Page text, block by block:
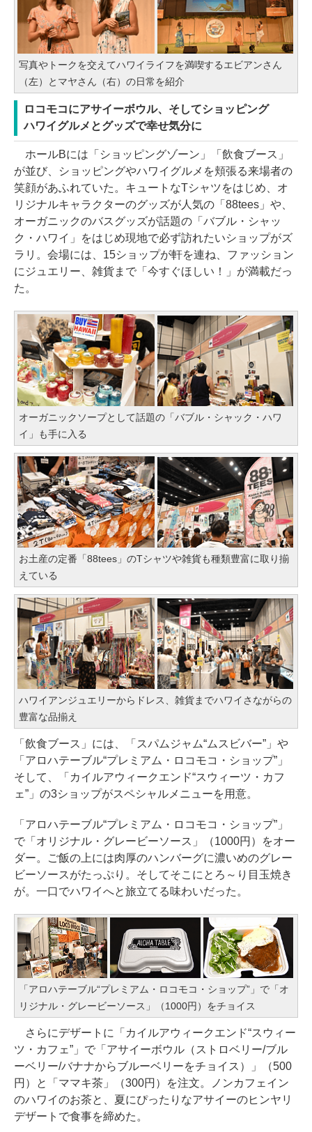
写真やトークを交えてハワイライフを満喫するエビアンさん
（左）とマヤさん（右）の日常を紹介
ロコモコにアサイーボウル、そしてショッピング
ハワイグルメとグッズで幸せ気分に
ホールBには「ショッピングゾーン」「飲食ブース」
が並び、ショッピングやハワイグルメを頬張る来場者の
笑顔があふれていた。キュートなTシャツをはじめ、オ
リジナルキャラクターのグッズが人気の「88tees」や、
オーガニックのバスグッズが話題の「バブル・シャッ
ク・ハワイ」をはじめ現地で必ず訪れたいショップがズ
ラリ。会場には、15ショップが軒を連ね、ファッション
にジュエリー、雑貨まで「今すぐほしい！」が満載だっ
た。
オーガニックソープとして話題の「バブル・シャック・ハワ
イ」も手に入る
お土産の定番「88tees」のTシャツや雑貨も種類豊富に取り揃
えている
ハワイアンジュエリーからドレス、雑貨までハワイさながらの
豊富な品揃え
「飲食ブース」には、「スパムジャム“ムスビバー”」や
「アロハテーブル“プレミアム・ロコモコ・ショップ”」
そして、「カイルアウィークエンド“スウィーツ・カフ
ェ”」の3ショップがスペシャルメニューを用意。
「アロハテーブル“プレミアム・ロコモコ・ショップ”」
で「オリジナル・グレービーソース」（1000円）をオー
ダー。ご飯の上には肉厚のハンバーグに濃いめのグレー
ビーソースがたっぷり。そしてそこにとろ～り目玉焼き
が。一口でハワイへと旅立てる味わいだった。
「アロハテーブル“プレミアム・ロコモコ・ショップ”」で「オ
リジナル・グレービーソース」（1000円）をチョイス
さらにデザートに「カイルアウィークエンド“スウィー
ツ・カフェ”」で「アサイーボウル（ストロベリー/ブル
ーベリー/バナナからブルーベリーをチョイス）」（500
円）と「ママキ茶」（300円）を注文。ノンカフェイン
のハワイのお茶と、夏にぴったりなアサイーのヒンヤリ
デザートで食事を締めた。